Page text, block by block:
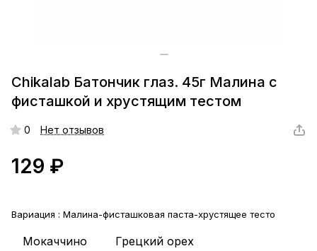
Chikalab Батончик глаз. 45г Малина с
фисташкой и хрустящим тестом
0 Нет отзывов
129 ₽
Вариация : Малина-фисташковая паста-хрустящее тесто
Мокаччино Грецкий орех